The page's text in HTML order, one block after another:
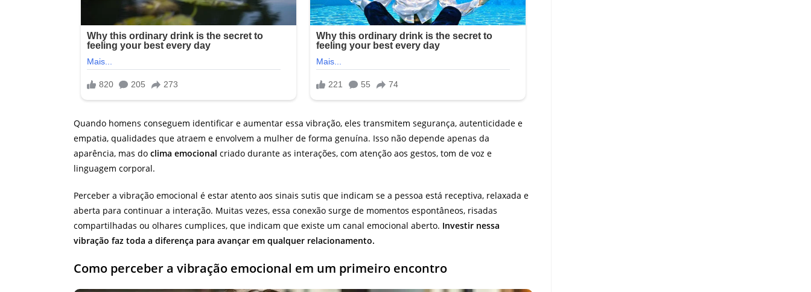
Quando homens conseguem identificar e aumentar essa vibração, eles transmitem segurança, autenticidade e
empatia, qualidades que atraem e envolvem a mulher de forma genuína. Isso não depende apenas da
aparência, mas do clima emocional criado durante as interações, com atenção aos gestos, tom de voz e
linguagem corporal.
Perceber a vibração emocional é estar atento aos sinais sutis que indicam se a pessoa está receptiva, relaxada e
aberta para continuar a interação. Muitas vezes, essa conexão surge de momentos espontâneos, risadas
compartilhadas ou olhares cumplices, que indicam que existe um canal emocional aberto. Investir nessa
vibração faz toda a diferença para avançar em qualquer relacionamento.
Como perceber a vibração emocional em um primeiro encontro